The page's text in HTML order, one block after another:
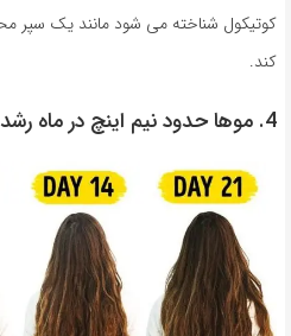
کوتیکول شناخته می شود مانند یک سپر
کند.
4. موها حدود نیم اینچ در ماه رشد می کنند!